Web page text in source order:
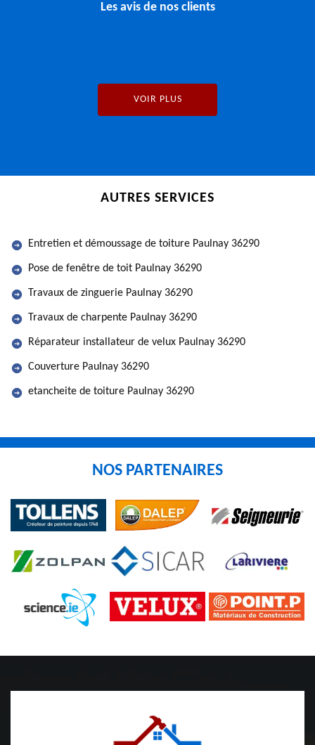
Les avis de nos clients
VOIR PLUS
AUTRES SERVICES
Entretien et démoussage de toiture Paulnay 36290
Pose de fenêtre de toit Paulnay 36290
Travaux de zinguerie Paulnay 36290
Travaux de charpente Paulnay 36290
Réparateur installateur de velux Paulnay 36290
Couverture Paulnay 36290
etancheite de toiture Paulnay 36290
NOS PARTENAIRES